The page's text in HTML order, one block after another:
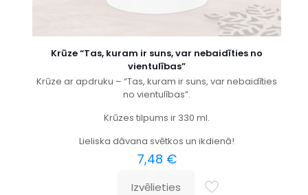
Krūze “Tas, kuram ir suns, var nebaidīties no
vientulības”
Krūze ar apdruku – “Tas, kuram ir suns, var nebaidīties
no vientulības”.
Krūzes tilpums ir 330 ml.
Lieliska dāvana svētkos un ikdienā!
7,48 €
Izvēlieties